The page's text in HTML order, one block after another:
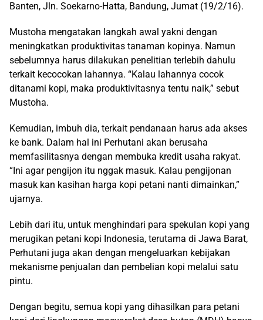
Banten, Jln. Soekarno-Hatta, Bandung, Jumat (19/2/16).
Mustoha mengatakan langkah awal yakni dengan
meningkatkan produktivitas tanaman kopinya. Namun
sebelumnya harus dilakukan penelitian terlebih dahulu
terkait kecocokan lahannya. “Kalau lahannya cocok
ditanami kopi, maka produktivitasnya tentu naik,” sebut
Mustoha.
Kemudian, imbuh dia, terkait pendanaan harus ada akses
ke bank. Dalam hal ini Perhutani akan berusaha
memfasilitasnya dengan membuka kredit usaha rakyat.
“Ini agar pengijon itu nggak masuk. Kalau pengijonan
masuk kan kasihan harga kopi petani nanti dimainkan,”
ujarnya.
Lebih dari itu, untuk menghindari para spekulan kopi yang
merugikan petani kopi Indonesia, terutama di Jawa Barat,
Perhutani juga akan dengan mengeluarkan kebijakan
mekanisme penjualan dan pembelian kopi melalui satu
pintu.
Dengan begitu, semua kopi yang dihasilkan para petani